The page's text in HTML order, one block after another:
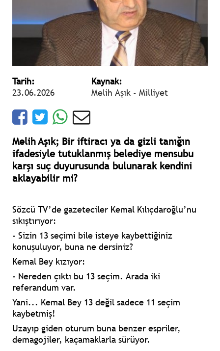
Tarih:
23.06.2026
Kaynak:
Melih Aşık - Milliyet
Melih Aşık; Bir iftiracı ya da gizli tanığın
ifadesiyle tutuklanmış belediye mensubu
karşı suç duyurusunda bulunarak kendini
aklayabilir mi?
Sözcü TV’de gazeteciler Kemal Kılıçdaroğlu’nu
sıkıştırıyor:
- Sizin 13 seçimi bile isteye kaybettiğiniz
konuşuluyor, buna ne dersiniz?
Kemal Bey kızıyor:
- Nereden çıktı bu 13 seçim. Arada iki
referandum var.
Yani... Kemal Bey 13 değil sadece 11 seçim
kaybetmiş!
Uzayıp giden oturum buna benzer espriler,
demagojiler, kaçamaklarla sürüyor.